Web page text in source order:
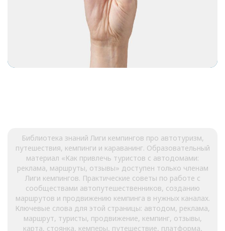
Библиотека знаний Лиги кемпингов про автотуризм,
путешествия, кемпинги и караванинг. Образовательный
материал «Как привлечь туристов с автодомами:
реклама, маршруты, отзывы» доступен только членам
Лиги кемпингов. Практические советы по работе с
сообществами автопутешественников, созданию
маршрутов и продвижению кемпинга в нужных каналах.
Ключевые слова для этой страницы: автодом, реклама,
маршрут, туристы, продвижение, кемпинг, отзывы,
карта, стоянка, кемперы, путешествие, платформа,